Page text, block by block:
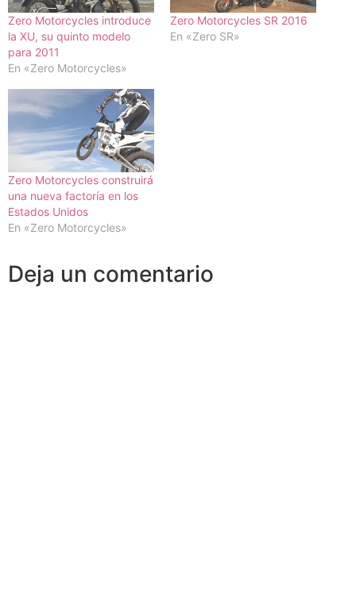
Zero Motorcycles introduce
la XU, su quinto modelo
para 2011
En «Zero Motorcycles»
Zero Motorcycles SR 2016
En «Zero SR»
Zero Motorcycles construirá
una nueva factoría en los
Estados Unidos
En «Zero Motorcycles»
Deja un comentario